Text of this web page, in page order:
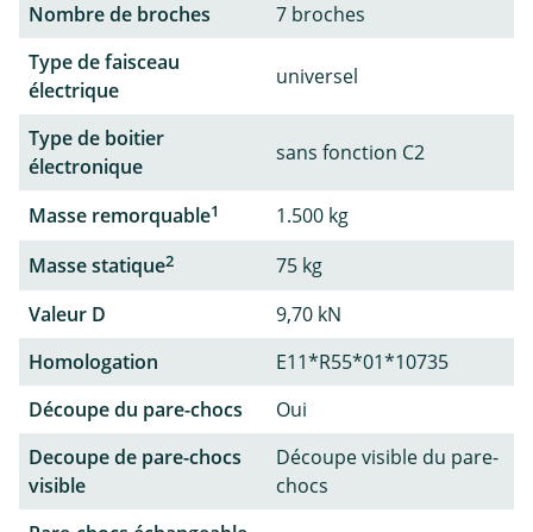
Nombre de broches
7 broches
Type de faisceau
électrique
universel
Type de boitier
électronique
sans fonction C2
Masse remorquable1
1.500 kg
Masse statique2
75 kg
Valeur D
9,70 kN
Homologation
E11*R55*01*10735
Découpe du pare-chocs
Oui
Decoupe de pare-chocs
visible
Découpe visible du pare-
chocs